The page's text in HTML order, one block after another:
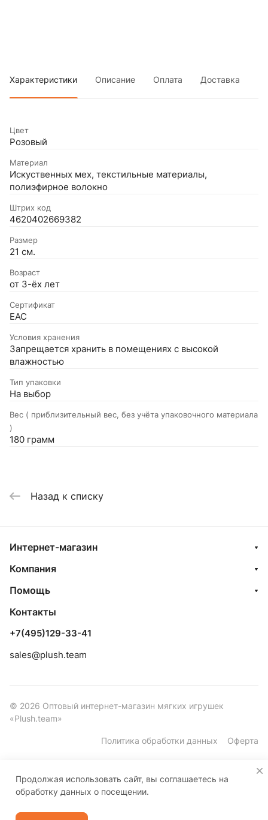
Характеристики Описание Оплата Доставка
Цвет
Розовый
Материал
Искуственных мех, текстильные материалы,
полиэфирное волокно
Штрих код
4620402669382
Размер
21 см.
Возраст
от 3-ёх лет
Сертификат
EAC
Условия хранения
Запрещается хранить в помещениях с высокой
влажностью
Тип упаковки
На выбор
Вес ( приблизительный вес, без учёта упаковочного материала
)
180 грамм
Назад к списку
Интернет-магазин
Компания
Помощь
Контакты
+7(495)129-33-41
sales@plush.team
© 2026 Оптовый интернет-магазин мягких игрушек
«Plush.team»
Политика обработки данных Оферта
Продолжая использовать сайт, вы соглашаетесь на
обработку данных о посещении.